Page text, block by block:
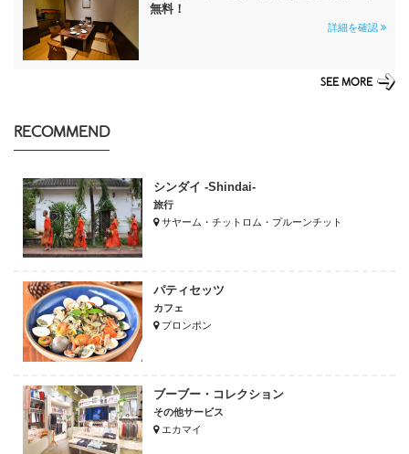
無料！
詳細を確認
SEE MORE
RECOMMEND
シンダイ -Shindai-
旅行
サヤーム・チットロム・プルーンチット
パティセッツ
カフェ
プロンポン
ブーブー・コレクション
その他サービス
エカマイ